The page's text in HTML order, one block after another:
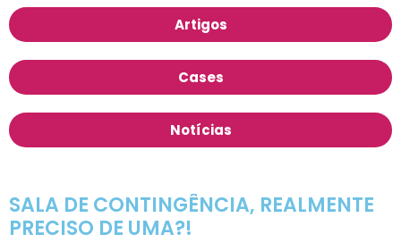
Artigos
Cases
Notícias
SALA DE CONTINGÊNCIA, REALMENTE
PRECISO DE UMA?!